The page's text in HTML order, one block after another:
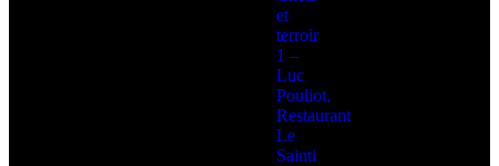
et
terroir
1 –
Luc
Pouliot,
Restaurant
Le
Sainti